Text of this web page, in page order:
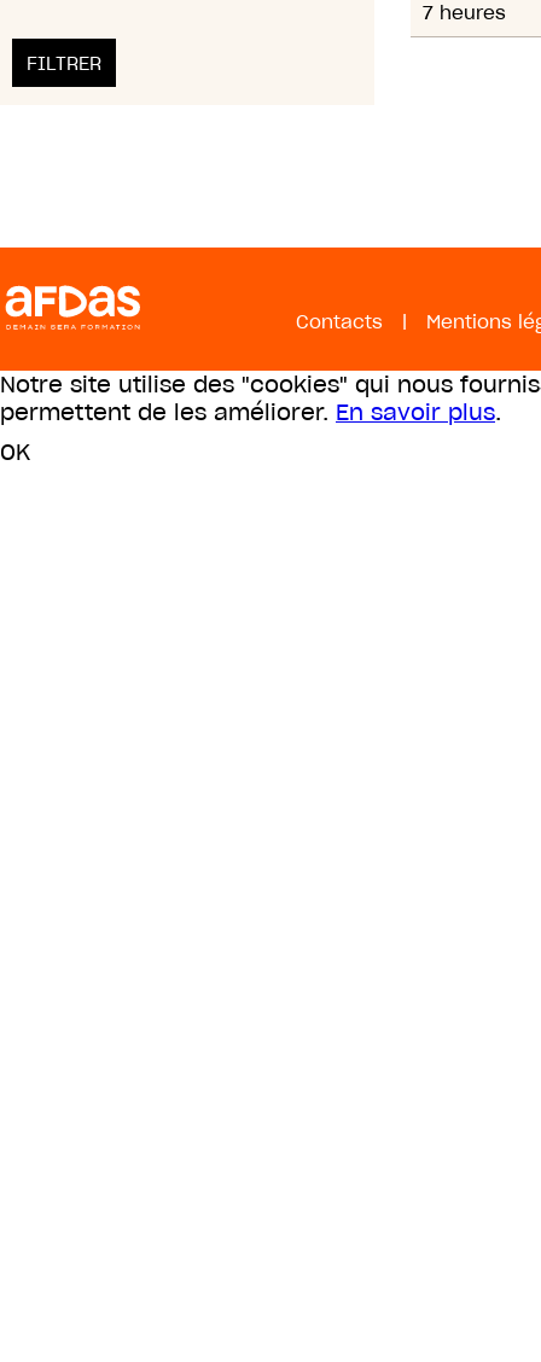
7 heures
Contacts Mentions
Notre site utilise des "cookies" qui nous
permettent de les améliorer. En savoir plus.
OK